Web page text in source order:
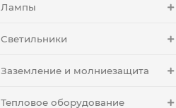
Лампы
Светильники
Заземление и молниезащита
Тепловое оборудование